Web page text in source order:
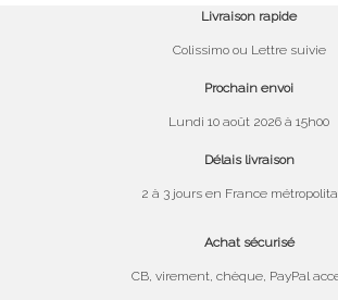
Livraison rapide
Colissimo ou Lettre suivie
Prochain envoi
Lundi 10 août 2026 à 15h00
Délais livraison
2 à 3 jours en France
Achat sécurisé
CB, virement, chèque, PayPal